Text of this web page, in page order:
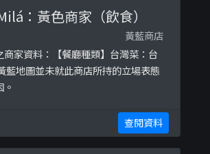
：黃色商家（飲食）
黃藍商店
商家資料：【餐廳種類】台灣菜：台
藍地圖並未就此商店所持的立場表態
查閱資料